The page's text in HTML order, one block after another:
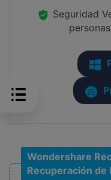
Seguridad
Wondershare
Recuperación de